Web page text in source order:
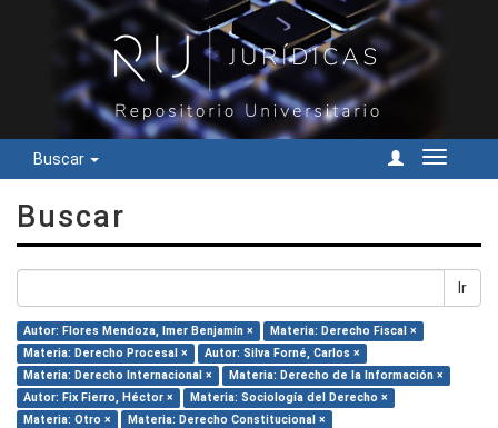
Buscar
Cambiar
Buscar
Ir
Autor: Flores Mendoza, Imer Benjamín ×
Materia: Derecho Fiscal ×
Materia: Derecho Procesal ×
Autor: Silva Forné, Carlos ×
Materia: Derecho Internacional ×
Materia: Derecho de la Información ×
Autor: Fix Fierro, Héctor ×
Materia: Sociología del Derecho ×
Materia: Otro ×
Materia: Derecho Constitucional ×